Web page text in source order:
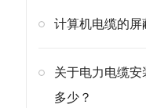
计算机电缆的
关于电力电缆
多少？